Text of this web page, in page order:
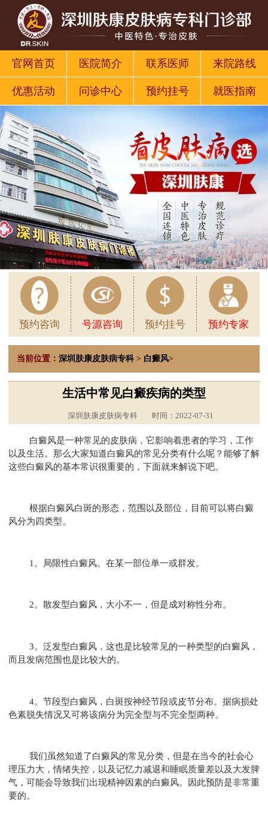
官网首页 医院简介 联系医师 来院路线
优惠活动 问诊中心 预约挂号 就医指南
预约咨询 号源咨询 预约挂号 预约专家
当前位置： 深圳肤康皮肤病专科 > 白癜风>
生活中常见白癜疾病的类型
深圳肤康皮肤病专科 时间：2022-07-31
白癜风是一种常见的皮肤病，它影响着患者的学习，工作
以及生活。那么大家知道白癜风的常见分类有什么呢？能够了解
这些白癜风的基本常识很重要的，下面就来解说下吧。
根据白癜风白斑的形态，范围以及部位，目前可以将白癜
风分为四类型。
1。局限性白癜风。在某一部位单一或群发。
2。散发型白癜风，大小不一，但是成对称性分布。
3。泛发型白癜风，这也是比较常见的一种类型的白癜风，
而且发病范围也是比较大的。
4。节段型白癜风，白斑按神经节段或皮节分布。据病损处
色素脱失情况又可将该病分为完全型与不完全型两种。
我们虽然知道了白癜风的常见分类，但是在当今的社会心
理压力大，情绪失控，以及记忆力减退和睡眠质量差以及大发脾
气，可能会导致我们出现精神因素的白癜风。因此预防是非常重
要的。